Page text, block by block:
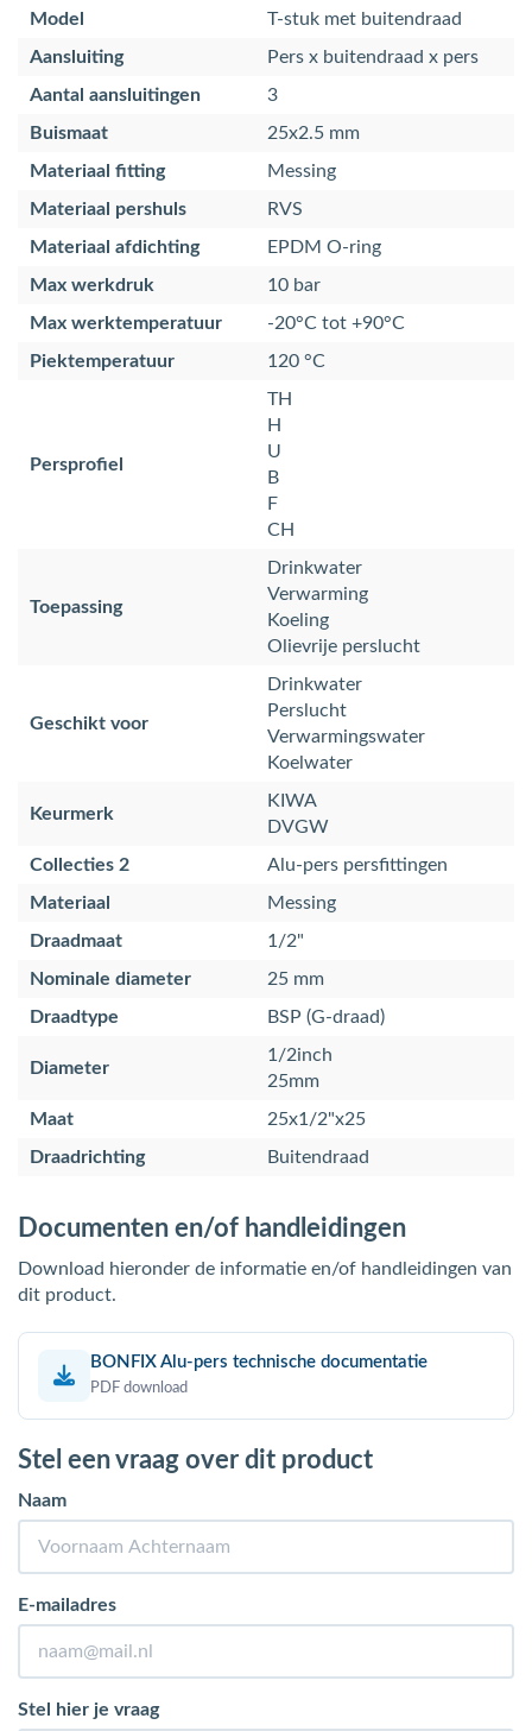
Model
T-stuk met buitendraad
Aansluiting
Pers x buitendraad x pers
Aantal aansluitingen
3
Buismaat
25x2.5 mm
Materiaal fitting
Messing
Materiaal pershuls
RVS
Materiaal afdichting
EPDM O-ring
Max werkdruk
10 bar
Max werktemperatuur
-20°C tot +90°C
Piektemperatuur
120 °C
Persprofiel
TH
H
U
B
F
CH
Toepassing
Drinkwater
Verwarming
Koeling
Olievrije perslucht
Geschikt voor
Drinkwater
Perslucht
Verwarmingswater
Koelwater
Keurmerk
KIWA
DVGW
Collecties 2
Alu-pers persfittingen
Materiaal
Messing
Draadmaat
1/2"
Nominale diameter
25 mm
Draadtype
BSP (G-draad)
Diameter
1/2inch
25mm
Maat
25x1/2"x25
Draadrichting
Buitendraad
Documenten en/of handleidingen
Download hieronder de informatie en/of handleidingen van
dit product.
BONFIX Alu-pers technische documentatie
PDF download
Stel een vraag over dit product
Naam
E-mailadres
Stel hier je vraag